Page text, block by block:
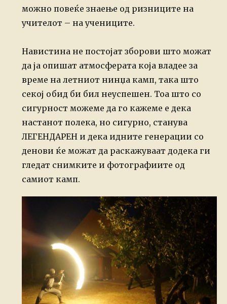
можно повеќе знаење од ризниците на
учителот – на учениците.
Навистина не постојат зборови што можат
да ја опишат атмосферата која владее за
време на летниот нинџа камп, така што
секој обид би бил неуспешен. Тоа што со
сигурност можеме да го кажеме е дека
настанот полека, но сигурно, станува
ЛЕГЕНДАРЕН и дека идните генерации со
денови ќе можат да раскажуваат додека ги
гледат снимките и фотографиите од
самиот камп.